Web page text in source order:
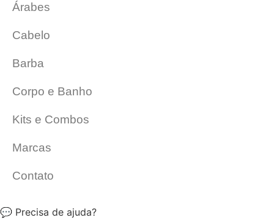
Árabes
Cabelo
Barba
Corpo e Banho
Kits e Combos
Marcas
Contato
💬 Precisa de ajuda?